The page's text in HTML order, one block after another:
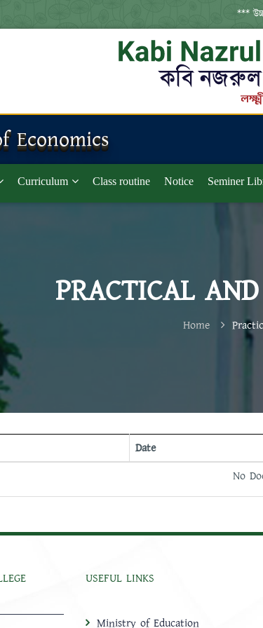
***
Economics
Curriculum Class routine Notice Seminer
PRACTICAL
Home
Date
No
USEFUL LINKS
Ministry of Education